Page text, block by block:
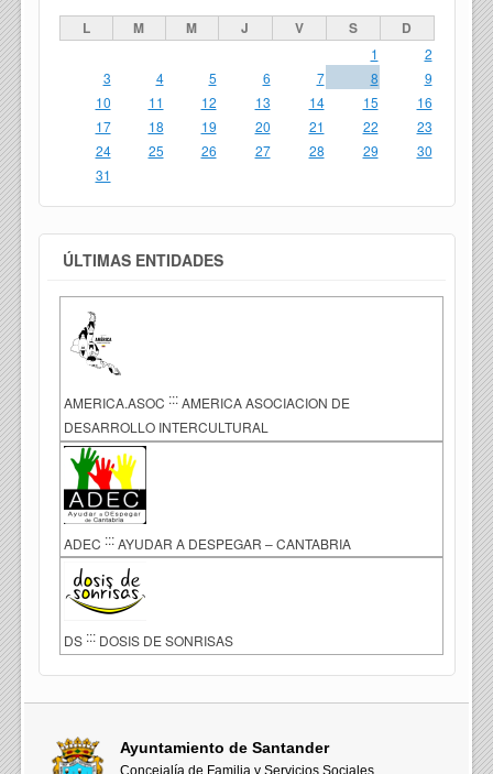
L M M J V S D
1
2
3
4 5 6 7 8
9
10
11 12 13 14 15
16
17
18 19 20 21 22
23
24
25 26 27 28 29
30
31
ÚLTIMAS ENTIDADES
AMERICA.ASOC ::: AMERICA ASOCIACION DE
DESARROLLO INTERCULTURAL
ADEC ::: AYUDAR A DESPEGAR – CANTABRIA
DS ::: DOSIS DE SONRISAS
Ayuntamiento de Santander
Concejalía de Familia y Servicios Sociales